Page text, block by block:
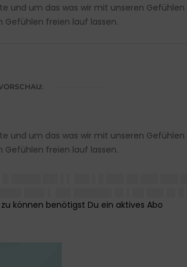
und um das was wir mit unseren
Gefühlen freien lauf lassen.
und um das was wir mit unseren
Gefühlen freien lauf lassen.